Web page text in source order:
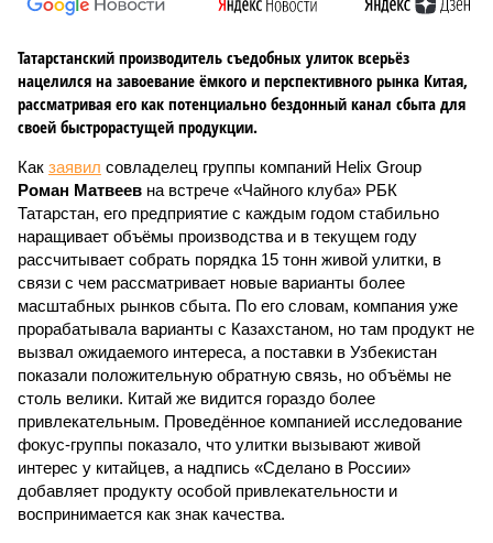
Татарстанский производитель съедобных улиток всерьёз
нацелился на завоевание ёмкого и перспективного рынка Китая,
рассматривая его как потенциально бездонный канал сбыта для
своей быстрорастущей продукции.
Как заявил совладелец группы компаний Helix Group
Роман Матвеев на встрече «Чайного клуба» РБК
Татарстан, его предприятие с каждым годом стабильно
наращивает объёмы производства и в текущем году
рассчитывает собрать порядка 15 тонн живой улитки, в
связи с чем рассматривает новые варианты более
масштабных рынков сбыта. По его словам, компания уже
прорабатывала варианты с Казахстаном, но там продукт не
вызвал ожидаемого интереса, а поставки в Узбекистан
показали положительную обратную связь, но объёмы не
столь велики. Китай же видится гораздо более
привлекательным. Проведённое компанией исследование
фокус-группы показало, что улитки вызывают живой
интерес у китайцев, а надпись «Сделано в России»
добавляет продукту особой привлекательности и
воспринимается как знак качества.